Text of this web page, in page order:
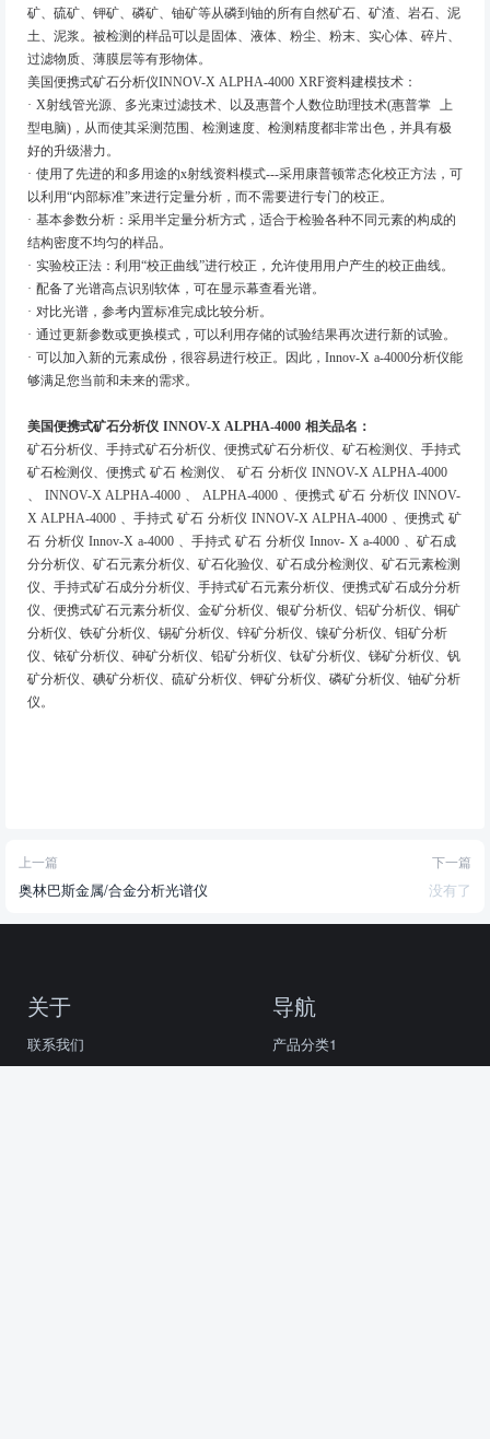
矿、硫矿、钾矿、磷矿、铀矿等从磷到铀的所有自然矿石、矿渣、岩石、泥
土、泥浆。被检测的样品可以是固体、液体、粉尘、粉末、实心体、碎片、
过滤物质、薄膜层等有形物体。
美国便携式矿石分析仪INNOV-X ALPHA-4000 XRF资料建模技术：
· X射线管光源、多光束过滤技术、以及惠普个人数位助理技术(惠普掌 上
型电脑)，从而使其采测范围、检测速度、检测精度都非常出色，并具有极
好的升级潜力。
· 使用了先进的和多用途的x射线资料模式---采用康普顿常态化校正方法，可
以利用“内部标准”来进行定量分析，而不需要进行专门的校正。
· 基本参数分析：采用半定量分析方式，适合于检验各种不同元素的构成的
结构密度不均匀的样品。
· 实验校正法：利用“校正曲线”进行校正，允许使用用户产生的校正曲线。
· 配备了光谱高点识别软体，可在显示幕查看光谱。
· 对比光谱，参考内置标准完成比较分析。
· 通过更新参数或更换模式，可以利用存储的试验结果再次进行新的试验。
· 可以加入新的元素成份，很容易进行校正。因此，Innov-X a-4000分析仪能
够满足您当前和未来的需求。
美国便携式矿石分析仪 INNOV-X ALPHA-4000 相关品名：
矿石分析仪、手持式矿石分析仪、便携式矿石分析仪、矿石检测仪、手持式
矿石检测仪、便携式 矿石 检测仪、 矿石 分析仪 INNOV-X ALPHA-4000
、 INNOV-X ALPHA-4000 、 ALPHA-4000 、便携式 矿石 分析仪 INNOV-
X ALPHA-4000 、手持式 矿石 分析仪 INNOV-X ALPHA-4000 、便携式 矿
石 分析仪 Innov-X a-4000 、手持式 矿石 分析仪 Innov- X a-4000 、矿石成
分分析仪、矿石元素分析仪、矿石化验仪、矿石成分检测仪、矿石元素检测
仪、手持式矿石成分分析仪、手持式矿石元素分析仪、便携式矿石成分分析
仪、便携式矿石元素分析仪、金矿分析仪、银矿分析仪、铝矿分析仪、铜矿
分析仪、铁矿分析仪、锡矿分析仪、锌矿分析仪、镍矿分析仪、钼矿分析
仪、铱矿分析仪、砷矿分析仪、铅矿分析仪、钛矿分析仪、锑矿分析仪、钒
矿分析仪、碘矿分析仪、硫矿分析仪、钾矿分析仪、磷矿分析仪、铀矿分析
仪。
上一篇
奥林巴斯金属/合金分析光谱仪
下一篇
没有了
关于
联系我们
导航
产品分类1